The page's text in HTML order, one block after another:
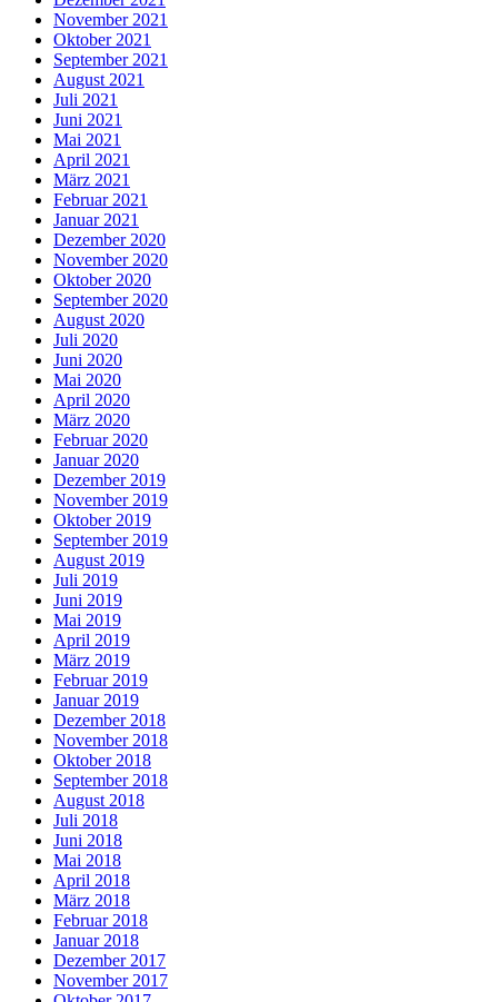
November 2021
Oktober 2021
September 2021
August 2021
Juli 2021
Juni 2021
Mai 2021
April 2021
März 2021
Februar 2021
Januar 2021
Dezember 2020
November 2020
Oktober 2020
September 2020
August 2020
Juli 2020
Juni 2020
Mai 2020
April 2020
März 2020
Februar 2020
Januar 2020
Dezember 2019
November 2019
Oktober 2019
September 2019
August 2019
Juli 2019
Juni 2019
Mai 2019
April 2019
März 2019
Februar 2019
Januar 2019
Dezember 2018
November 2018
Oktober 2018
September 2018
August 2018
Juli 2018
Juni 2018
Mai 2018
April 2018
März 2018
Februar 2018
Januar 2018
Dezember 2017
November 2017